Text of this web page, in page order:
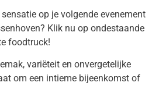
op je volgende evenement
Klik nu op ondestaande
foodtruck!
variëteit en onvergetelijke
om een intieme bijeenkomst of